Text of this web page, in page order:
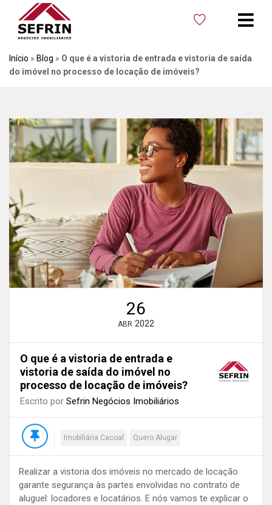
Início » Blog » O que é a vistoria de entrada e vistoria de saída
do imóvel no processo de locação de imóveis?
26
ABR 2022
O que é a vistoria de entrada e
vistoria de saída do imóvel no
processo de locação de imóveis?
Escrito por Sefrin Negócios Imobiliários
Imobiliária Cacoal Quero Alugar
Realizar a vistoria dos imóveis no mercado de locação
garante segurança às partes envolvidas no contrato de
aluguel: locadores e locatários. E nós vamos te explicar o